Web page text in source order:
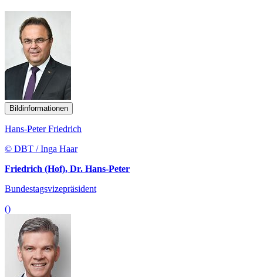
Bildinformationen
Hans-Peter Friedrich
© DBT / Inga Haar
Friedrich (Hof), Dr. Hans-Peter
Bundestagsvizepräsident
()